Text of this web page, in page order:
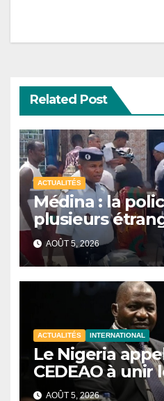
Related Post
ACTUALITÉS
Médina : la
plusieurs
opération de
AOÛT 5, 2026
ACTUALITÉS INTERNATIONAL
Le Nigeria
CEDEAO à unir
contre le
AOÛT 5, 2026